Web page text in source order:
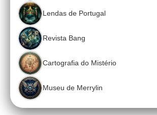
Lendas de Portugal
Revista Bang
Cartografia do Mistério
Museu de Merrylin